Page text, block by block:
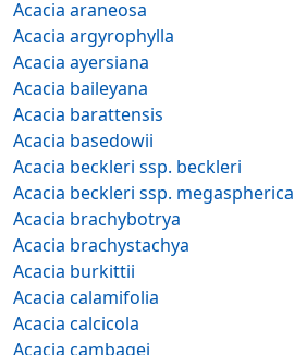
Acacia araneosa
Acacia argyrophylla
Acacia ayersiana
Acacia baileyana
Acacia barattensis
Acacia basedowii
Acacia beckleri ssp. beckleri
Acacia beckleri ssp. megaspherica
Acacia brachybotrya
Acacia brachystachya
Acacia burkittii
Acacia calamifolia
Acacia calcicola
Acacia cambagei